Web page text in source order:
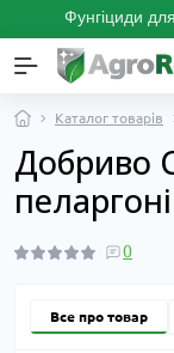
Фунгіциди
Каталог товарів
Добриво
0
Все про товар